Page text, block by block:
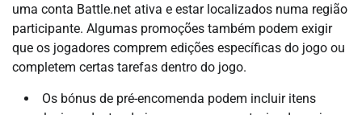
uma conta Battle.net ativa e estar localizados numa região
participante. Algumas promoções também podem exigir
que os jogadores comprem edições específicas do jogo ou
completem certas tarefas dentro do jogo.
Os bónus de pré-encomenda podem incluir itens